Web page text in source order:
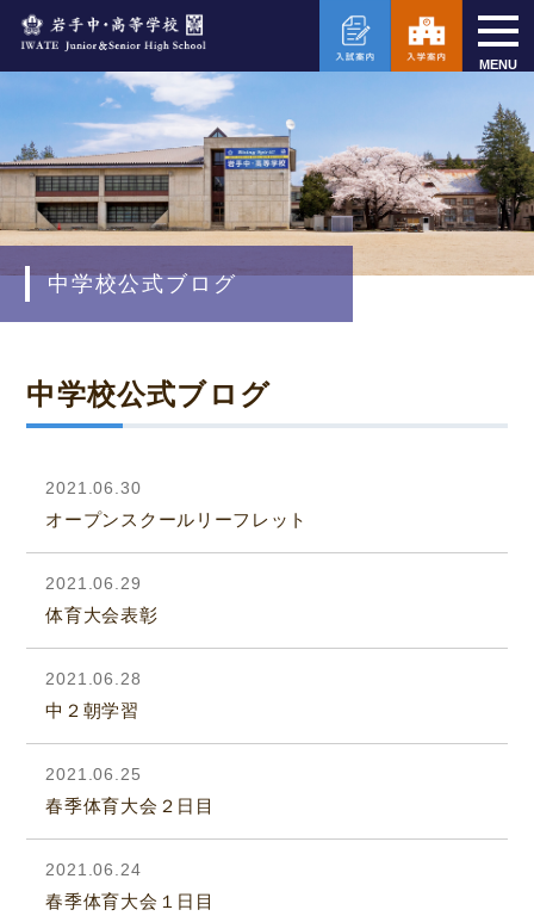
MENU
中学校公式ブログ
中学校公式ブログ
2021.06.30
オープンスクールリーフレット
2021.06.29
体育大会表彰
2021.06.28
中２朝学習
2021.06.25
春季体育大会２日目
2021.06.24
春季体育大会１日目